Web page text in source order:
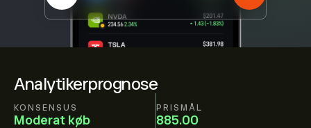
Analytikerprognose
KONSENSUS
Moderat køb
PRISMÅL
885.00